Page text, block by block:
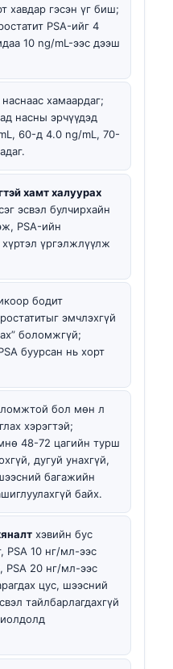
хавдар гэсэн үг биш;
PSA-ийг 4
10 ng/mL-ээс дээш
наснаас хамаардаг;
насны эрчүүдэд
60-д 4.0 ng/mL, 70-
хамт халуурах
эсвэл булчирхайн
PSA-ийн
үргэлжлүүлж
бодит
эмчлэхгүй
боломжгүй;
буурсан нь хорт
бол мөн л
хэрэгтэй;
48-72 цагийн турш
дугуй унахгүй,
багажийн
байх.
хэвийн бус
PSA 10 нг/мл-ээс
PSA 20 нг/мл-ээс
цус, шээсний
тайлбарлагдахгүй